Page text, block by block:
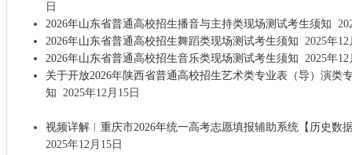
日
2026年山东省普通高校招生播音与主持类现场测试考生须知
2026年山东省普通高校招生舞蹈类现场测试考生须知 2025年12
2026年山东省普通高校招生音乐类现场测试考生须知 2025年12
关于开放2026年陕西省普通高校招生艺术类专业表（导）演类
知 2025年12月15日
视频详解︱重庆市2026年统一高考志愿填报辅助系统【历史数
2025年12月15日